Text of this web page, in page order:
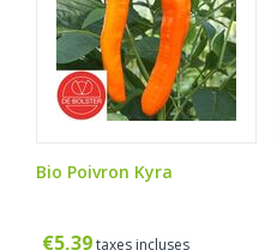
Bio Poivron Kyra
€5,39taxes incluses